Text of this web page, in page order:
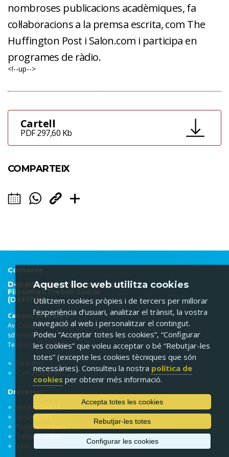
nombroses publicacions acadèmiques, fa
col·laboracions a la premsa escrita, com The
Huffington Post i Salon.com i participa en
programes de ràdio.
<!--up-->
Cartell
PDF 297,60 Kb
COMPARTEIX
Contacte
Departament d'Antropologia,
Filosofia i Treball Social
(DAFITS)
Campus Catalunya
Av. Catalunya, 35. 43002 Tarragona
sdantro@urv.cat
Telèfon: 977 559748
Directori
Com arribar-hi
Dreceres
Intranet DAFITS
Intranet URV
Reserva d'espais
Campus virtual
CRAI
Aquest lloc web utilitza cookies
Utilitzem cookies pròpies i de tercers per millorar
l’experiència d’usuari, analitzar el trànsit, la vostra
navegació al web i personalitzar el contingut.
Podeu “Acceptar totes les cookies”, “Configurar
les cookies” que voleu acceptar o bé “Rebutjar-les
totes” (excepte les cookies tècniques que són
necessàries). Consulteu la nostra política de
cookies per obtenir més informació.
Accepta totes les cookies
Rebutjar-les totes
Configurar les cookies